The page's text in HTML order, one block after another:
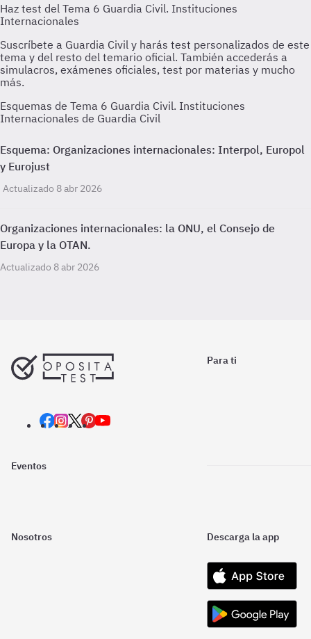
Esquemas de Tema 6 Guardia Civil. Instituciones
Internacionales de Guardia Civil
Esquema: Organizaciones internacionales: Interpol, Europol
y Eurojust
Actualizado 8 abr 2026
Organizaciones internacionales: la ONU, el Consejo de
Europa y la OTAN.
Actualizado 8 abr 2026
Para ti
Eventos
Nosotros Descarga la app